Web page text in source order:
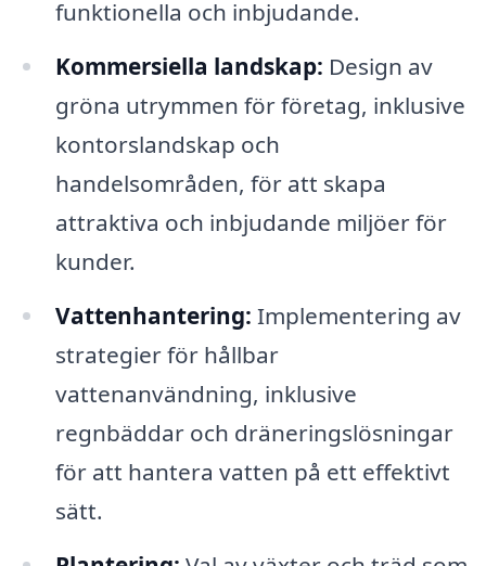
funktionella och inbjudande.
Kommersiella landskap: Design av
gröna utrymmen för företag, inklusive
kontorslandskap och
handelsområden, för att skapa
attraktiva och inbjudande miljöer för
kunder.
Vattenhantering: Implementering av
strategier för hållbar
vattenanvändning, inklusive
regnbäddar och dräneringslösningar
för att hantera vatten på ett effektivt
sätt.